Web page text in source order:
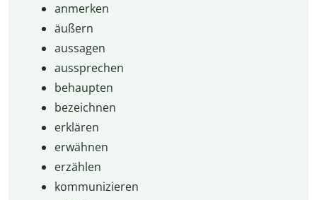
anmerken
äußern
aussagen
aussprechen
behaupten
bezeichnen
erklären
erwähnen
erzählen
kommunizieren